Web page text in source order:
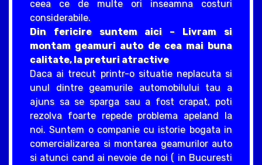
ceea ce de multe ori inseamna costuri
considerabile.
Din fericire suntem aici – Livram si
montam geamuri auto de cea mai buna
calitate, la preturi atractive
Daca ai trecut printr-o situatie neplacuta si
unul dintre geamurile automobilului tau a
ajuns sa se sparga sau a fost crapat, poti
rezolva foarte repede problema apeland la
noi. Suntem o companie cu istorie bogata in
comercializarea si montarea geamurilor auto
si atunci cand ai nevoie de noi ( in Bucuresti